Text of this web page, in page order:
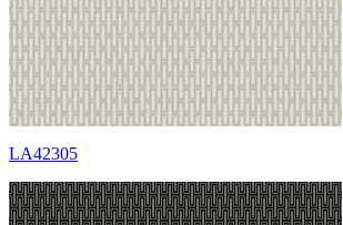
LA42305